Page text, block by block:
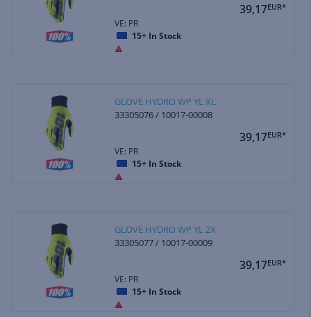
39,17EUR*
VE: PR
15+ In Stock
GLOVE HYDRO WP YL XL
33305076 / 10017-00008
39,17EUR*
VE: PR
15+ In Stock
GLOVE HYDRO WP YL 2X
33305077 / 10017-00009
39,17EUR*
VE: PR
15+ In Stock